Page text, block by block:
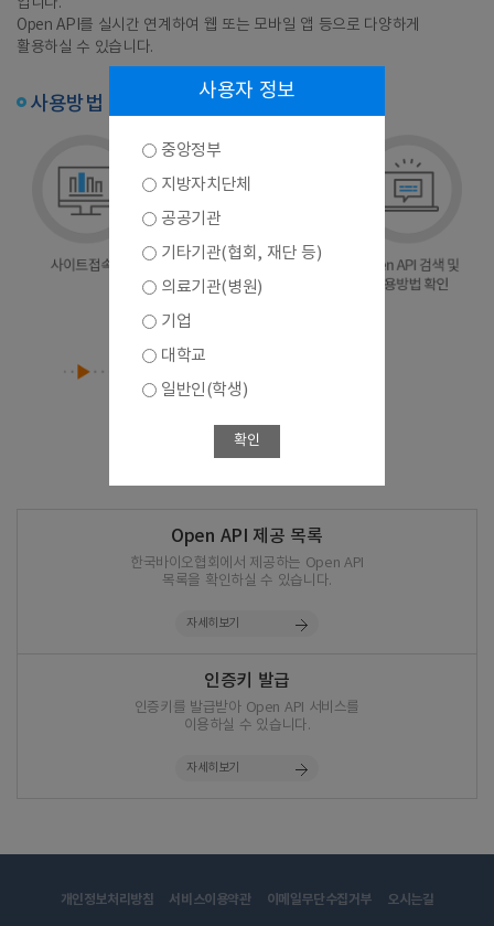
Open API를 실시간 연계하여 웹 또는 모바일 앱 등으로 다양하게
활용하실 수 있습니다.
사용방법
Open API 제공 목록
한국바이오협회에서 제공하는 Open API
목록을 확인하실 수 있습니다.
자세히보기
인증키 발급
인증키를 발급받아 Open API 서비스를
이용하실 수 있습니다.
자세히보기
사용자 정보
중앙정부
지방자치단체
공공기관
기타기관(협회, 재단 등)
의료기관(병원)
기업
대학교
일반인(학생)
확인
개인정보처리방침 서비스이용약관 이메일무단수집거부 오시는길